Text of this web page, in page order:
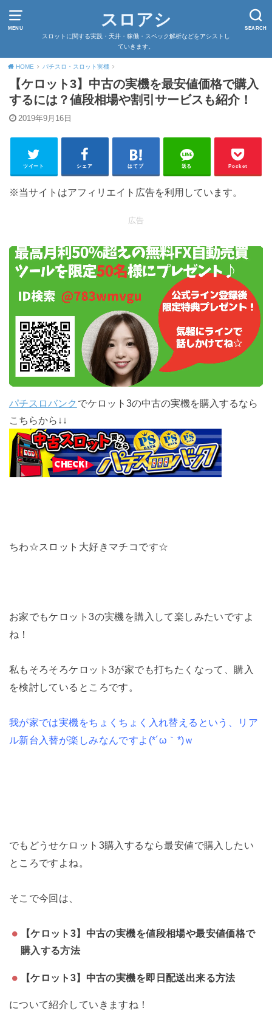
MENU SEARCH
スロアシ
スロットに関する実践・天井・稼働・スペック解析などをアシストし
ていきます。
HOME パチスロ・スロット実機
【ケロット3】中古の実機を最安値価格で購入
するには？値段相場や割引サービスも紹介！
2019年9月16日
ツイート シェア はてブ 送る Pocket
※当サイトはアフィリエイト広告を利用しています。
広告
パチスロバンク でケロット3の中古の実機を購入するなら
こちらから↓↓
ちわ☆スロット大好きマチコです☆
お家でもケロット3の実機を購入して楽しみたいですよ
ね！
私もそろそろケロット3が家でも打ちたくなって、購入
を検討しているところです。
我が家では実機をちょくちょく入れ替えるという、リア
ル新台入替が楽しみなんですよ(*´ω｀*)ｗ
でもどうせケロット3購入するなら最安値で購入したい
ところですよね。
そこで今回は、
【ケロット3】中古の実機を値段相場や最安値価格で
購入する方法
【ケロット3】中古の実機を即日配送出来る方法
について紹介していきますね！